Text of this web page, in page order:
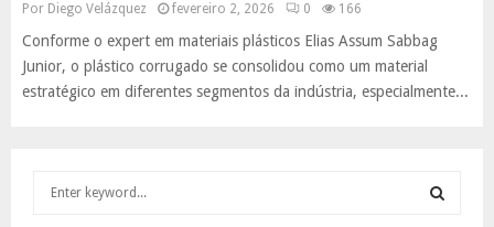
Por Diego Velázquez fevereiro 2, 2026 0 166
Conforme o expert em materiais plásticos Elias Assum Sabbag
Junior, o plástico corrugado se consolidou como um material
estratégico em diferentes segmentos da indústria, especialmente...